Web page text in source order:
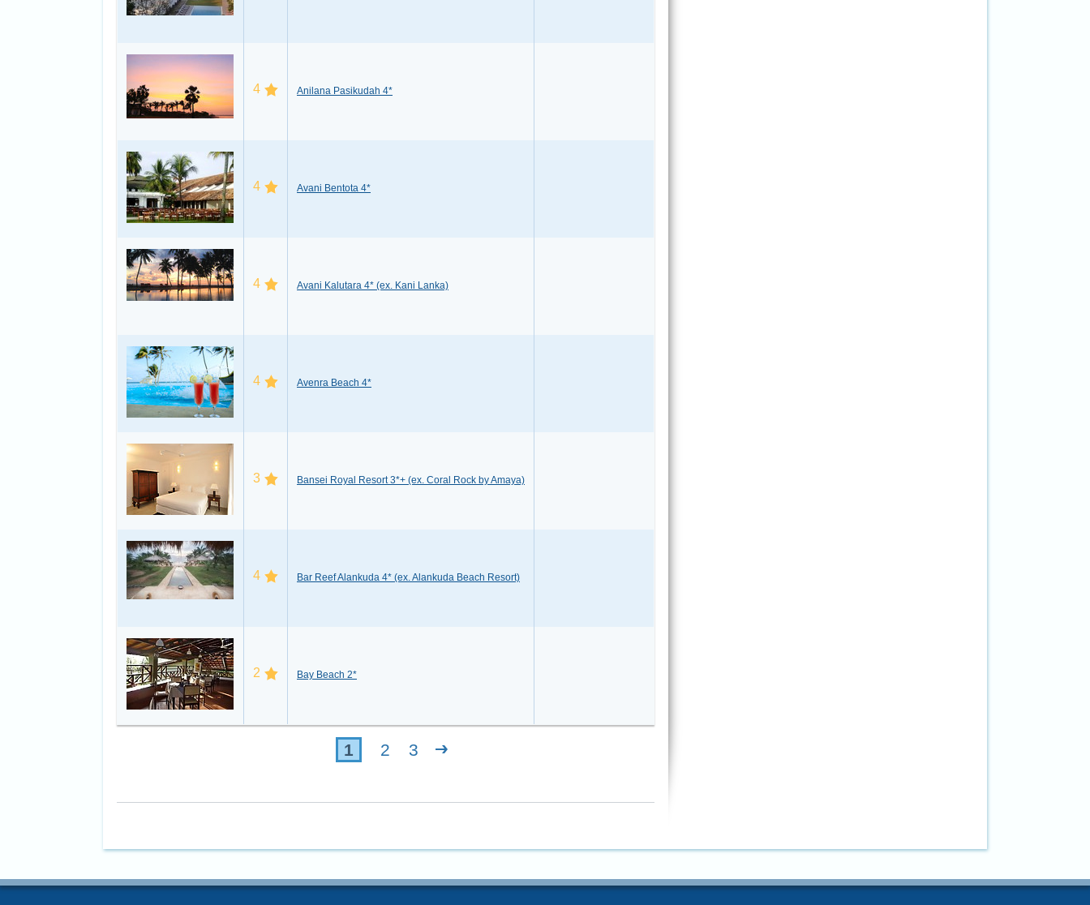
4 Anilana Pasikudah 4*
4 Avani Bentota 4*
4 Avani Kalutara 4* (ex. Kani Lanka)
4 Avenra Beach 4*
3 Bansei Royal Resort 3*+ (ex. Coral Rock by Amaya)
4 Bar Reef Alankuda 4* (ex. Alankuda Beach Resort)
2 Bay Beach 2*
1 2 3